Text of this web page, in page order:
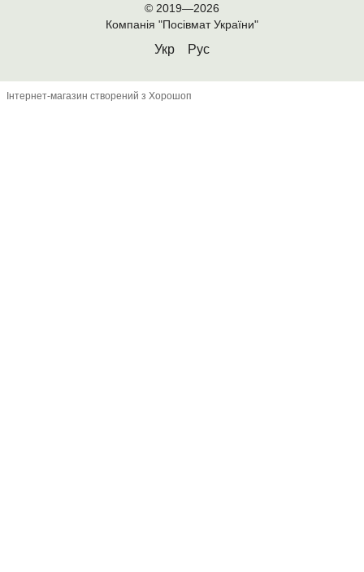
© 2019—2026
Компанія "Посівмат України"
Укр Рус
Інтернет-магазин створений з Хорошоп